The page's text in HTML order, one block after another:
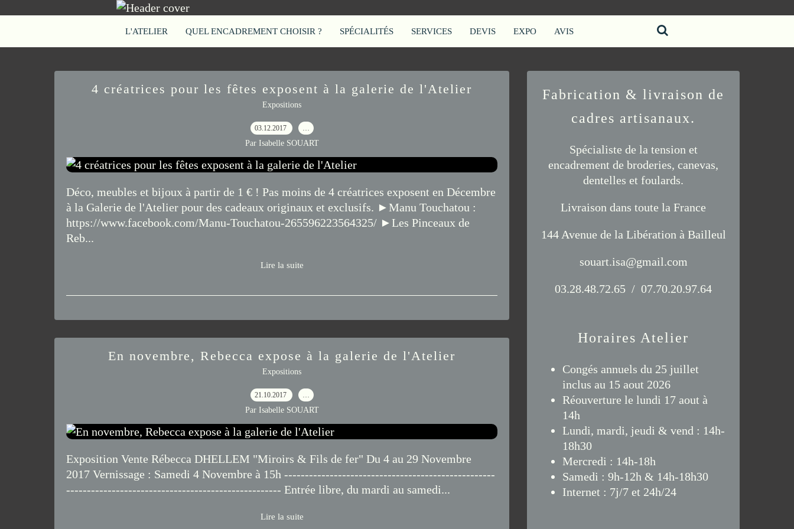
L'ATELIER QUEL ENCADREMENT CHOISIR ? SPÉCIALITÉS SERVICES DEVIS EXPO AVIS
4 créatrices pour les fêtes exposent à la galerie de l'Atelier
Expositions
03.12.2017 …
Par Isabelle SOUART
Déco, meubles et bijoux à partir de 1 € ! Pas moins de 4 créatrices exposent en Décembre
à la Galerie de l'Atelier pour des cadeaux originaux et exclusifs. ►Manu Touchatou :
https://www.facebook.com/Manu-Touchatou-265596223564325/ ►Les Pinceaux de
Reb...
Lire la suite
En novembre, Rebecca expose à la galerie de l'Atelier
Expositions
21.10.2017 …
Par Isabelle SOUART
Exposition Vente Rébecca DHELLEM "Miroirs & Fils de fer" Du 4 au 29 Novembre
2017 Vernissage : Samedi 4 Novembre à 15h ---------------------------------------------------
---------------------------------------------------- Entrée libre, du mardi au samedi...
Lire la suite
Fabrication & livraison de
cadres artisanaux.
Spécialiste de la tension et
encadrement de broderies, canevas,
dentelles et foulards.
Livraison dans toute la France
144 Avenue de la Libération à Bailleul
souart.isa@gmail.com
03.28.48.72.65 / 07.70.20.97.64
Horaires Atelier
Congés annuels du 25 juillet
inclus au 15 aout 2026
Réouverture le lundi 17 aout à
14h
Lundi, mardi, jeudi & vend : 14h-
18h30
Mercredi : 14h-18h
Samedi : 9h-12h & 14h-18h30
Internet : 7j/7 et 24h/24